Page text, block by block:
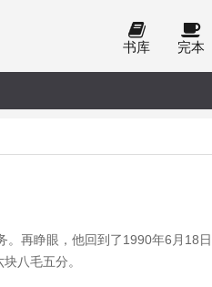
书库 完本
。再睁眼，他回到了1990年6月18
八毛五分。